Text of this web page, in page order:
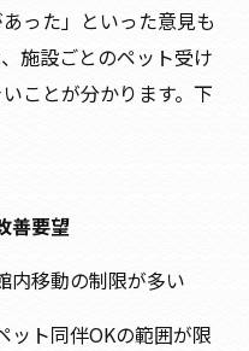
った」といった意見も
施設ごとのペット受け
ことが分かります。下
善要望
内移動の制限が多い
ット同伴OKの範囲が限